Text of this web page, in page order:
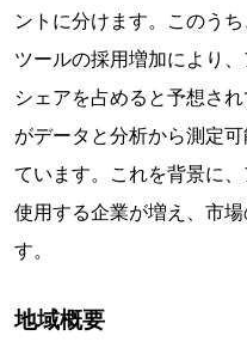
ントに分けます。このう
ツールの採用増加により
シェアを占めると予想さ
がデータと分析から測定
ています。これを背景に
使用する企業が増え、市
す。
地域概要